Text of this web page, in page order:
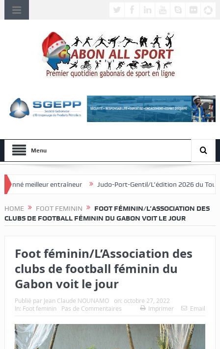
Menu
Judo-Port-Gentil/L’édition 2026 du Tournoi international
HOME FOOT FEMININ
FOOT FÉMININ/L’ASSOCIATION DES
CLUBS DE FOOTBALL FÉMININ DU GABON VOIT LE JOUR
Foot féminin/L’Association des
clubs de football féminin du
Gabon voit le jour
Publié par Jean Claude NOUNAMO on: octobre 27, 2022
In: Foot feminin Pas de Commentaires Imprimer Email